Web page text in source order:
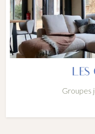
Groupes